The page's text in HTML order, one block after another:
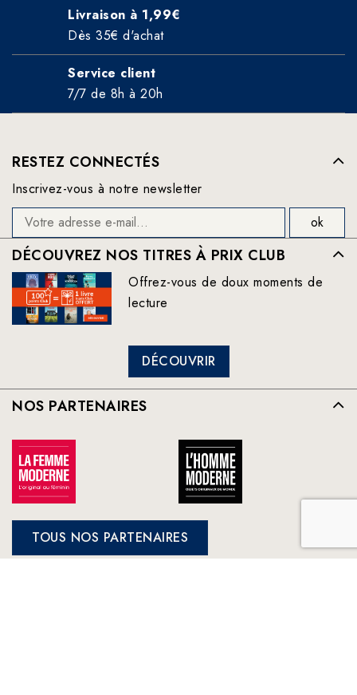
Livraison à 1,99€
Dès 35€ d'achat
Service client
7/7 de 8h à 20h
RESTEZ CONNECTÉS
Inscrivez-vous à notre newsletter
DÉCOUVREZ NOS TITRES À PRIX CLUB
Offrez-vous de doux moments de
lecture
DÉCOUVRIR
NOS PARTENAIRES
TOUS NOS PARTENAIRES